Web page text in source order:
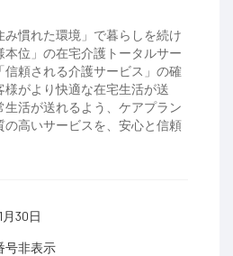
み慣れた環境」で暮らしを続け
位」の在宅介護トータルサー
信頼される介護サービス」の確
がより快適な在宅生活が送
活が送れるよう、ケアプラン
の高いサービスを、安心と信頼
月30日
号非表示